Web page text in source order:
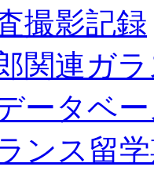
撮影記録
関連ガ
ータベ
ンス留